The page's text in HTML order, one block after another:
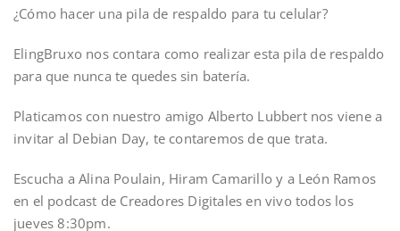
¿Cómo hacer una pila de respaldo para tu celular?
ElingBruxo nos contara como realizar esta pila de respaldo
para que nunca te quedes sin batería.
Platicamos con nuestro amigo Alberto Lubbert nos viene a
invitar al Debian Day, te contaremos de que trata.
Escucha a Alina Poulain, Hiram Camarillo y a León Ramos
en el podcast de Creadores Digitales en vivo todos los
jueves 8:30pm.